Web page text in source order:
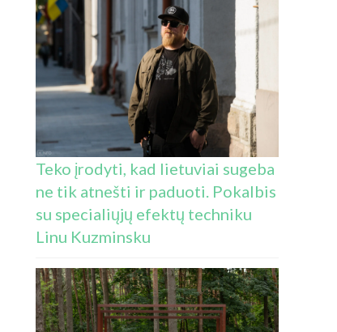
Teko įrodyti, kad lietuviai sugeba
ne tik atnešti ir paduoti. Pokalbis
su specialiųjų efektų techniku
Linu Kuzminsku